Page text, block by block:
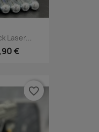
Laser...
€
favorite_border